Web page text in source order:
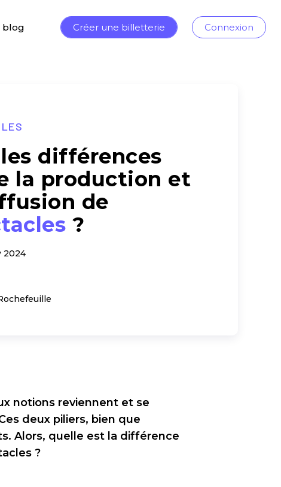
blog Créer une billetterie Connexion
différences
la production et
de
?
2024
notions reviennent et se
deux piliers, bien que
Alors, quelle est la différence
?